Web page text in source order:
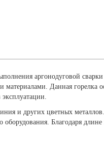
аргонодуговой
материалами. Данная горелка
и других цветных
Благодаря длине